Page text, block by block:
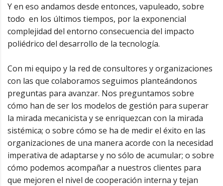
Y en eso andamos desde entonces, vapuleado, sobre
todo en los últimos tiempos, por la exponencial
complejidad del entorno consecuencia del impacto
poliédrico del desarrollo de la tecnología.
Con mi equipo y la red de consultores y organizaciones
con las que colaboramos seguimos planteándonos
preguntas para avanzar. Nos preguntamos sobre
cómo han de ser los modelos de gestión para superar
la mirada mecanicista y se enriquezcan con la mirada
sistémica; o sobre cómo se ha de medir el éxito en las
organizaciones de una manera acorde con la necesidad
imperativa de adaptarse y no sólo de acumular; o sobre
cómo podemos acompañar a nuestros clientes para
que mejoren el nivel de cooperación interna y tejan